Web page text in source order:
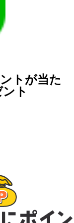
トが当た
ト